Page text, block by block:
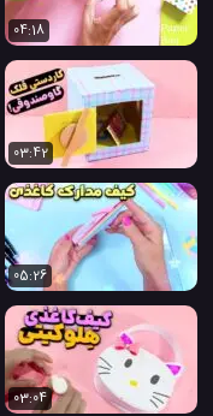
04:18
03:42
05:26
03:04